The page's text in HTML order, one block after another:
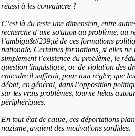
réussi à les convaincre ?
C’est là du reste une dimension, entre
recherche d’une solution au problème, au
l’ambigu&#239;té de ces formations
nationale. Certaines formations, si elles ne
simplement l’existence du problème, le
question linguistique, ou de violation des
entendre il suffirait, pour tout régler, que
débat, en général, dans l’opposition
sur les vrais problèmes, tourne hélas
périphériques.
En tout état de cause, ces déportations
nazisme, avaient des motivations sordides.